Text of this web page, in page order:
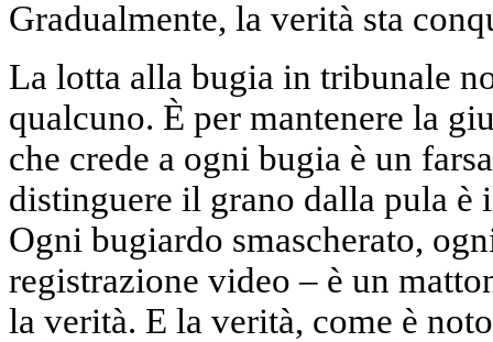
Gradualmente, la verità sta
La lotta alla bugia in tribunale
qualcuno. È per mantenere la
che crede a ogni bugia è un
distinguere il grano dalla pula è
Ogni bugiardo smascherato,
registrazione video – è un
la verità. E la verità, come è